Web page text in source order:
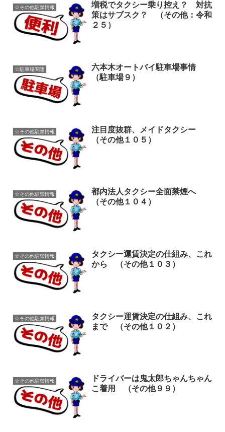
☆その他駐禁情報
増税でタクシー乗り控え？ 対抗
策はサブスク？ （その他：令和
２５）
☆駐車場関連
六本木オートバイ駐車場事情
（駐車場９）
☆その他駐禁情報
注目度抜群、メイドタクシー
（その他１０５）
☆その他駐禁情報
都内法人タクシー全面禁煙へ
（その他１０４）
☆その他駐禁情報
タクシー運賃決定の仕組み、これ
から （その他１０３）
☆その他駐禁情報
タクシー運賃決定の仕組み、これ
まで （その他１０２）
☆その他駐禁情報
ドライバーは鬼太郎ちゃんちゃん
こ着用 （その他９９）